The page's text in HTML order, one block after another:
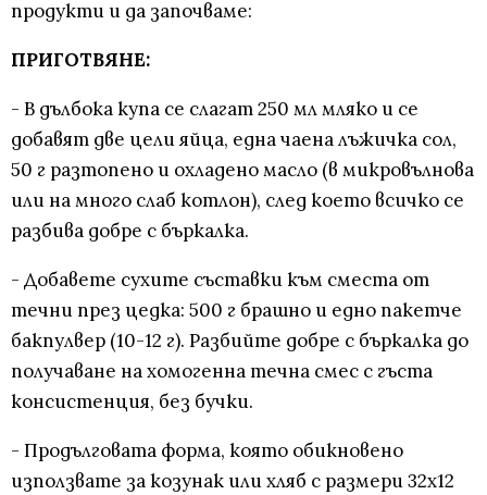
продукти и да започваме:
ПРИГОТВЯНЕ:
- В дълбока купа се слагат 250 мл мляко и се
добавят две цели яйца, една чаена лъжичка сол,
50 г разтопено и охладено масло (в микровълнова
или на много слаб котлон), след което всичко се
разбива добре с бъркалка.
- Добавете сухите съставки към сместа от
течни през цедка: 500 г брашно и едно пакетче
бакпулвер (10-12 г). Разбийте добре с бъркалка до
получаване на хомогенна течна смес с гъста
консистенция, без бучки.
- Продълговата форма, която обикновено
използвате за козунак или хляб с размери 32х12